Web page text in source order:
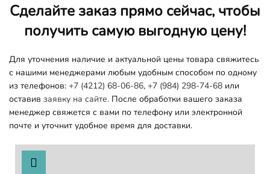
Сделайте заказ прямо сейчас, чтобы
получить самую выгодную цену!
Для уточнения наличие и актуальной цены товара свяжитесь
с нашими менеджерами любым удобным способом по одному
из телефонов: +7 (4212) 68-06-86, +7 (984) 298-74-68 или
оставив заявку на сайте. После обработки вашего заказа
менеджер свяжется с вами по телефону или электронной
почте и уточнит удобное время для доставки.